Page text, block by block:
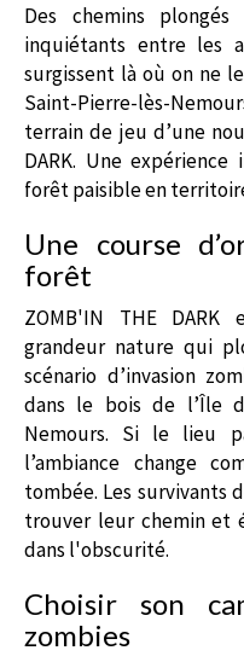
Des chemins
inquiétants entre les
surgissent là où on ne
Saint-Pierre-lès-
terrain de jeu d’une
DARK. Une
forêt paisible en
Une course
forêt
ZOMB'IN THE DARK
grandeur nature qui
scénario d’invasion
dans le bois de l’Île
Nemours. Si le lieu
l’ambiance change
tombée. Les survivants
trouver leur chemin et
dans l'obscurité.
Choisir son
zombies